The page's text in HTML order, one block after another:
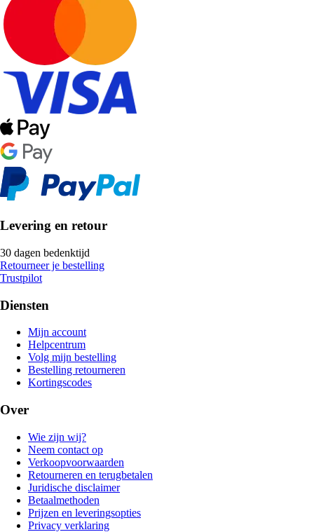
Levering en retour
30 dagen bedenktijd
Retourneer je bestelling
Trustpilot
Diensten
Mijn account
Helpcentrum
Volg mijn bestelling
Bestelling retourneren
Kortingscodes
Over
Wie zijn wij?
Neem contact op
Verkoopvoorwaarden
Retourneren en terugbetalen
Juridische disclaimer
Betaalmethoden
Prijzen en leveringsopties
Privacy verklaring